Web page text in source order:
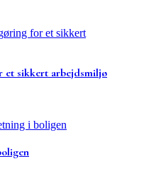
et sikkert arbejdsmiljø